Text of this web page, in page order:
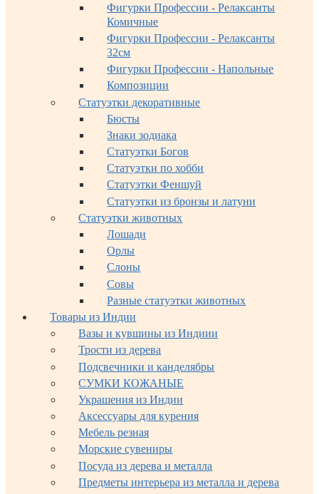
Фигурки Профессии - Релаксанты
Комичные
Фигурки Профессии - Релаксанты
32см
Фигурки Профессии - Напольные
Композиции
Статуэтки декоративные
Бюсты
Знаки зодиака
Статуэтки Богов
Статуэтки по хобби
Статуэтки Феншуй
Статуэтки из бронзы и латуни
Статуэтки животных
Лошади
Орлы
Слоны
Совы
Разные статуэтки животных
Товары из Индии
Вазы и кувшины из Индиии
Трости из дерева
Подсвечники и канделябры
СУМКИ КОЖАНЫЕ
Украшения из Индии
Аксессуары для курения
Мебель резная
Морские сувениры
Посуда из дерева и металла
Предметы интерьера из металла и дерева